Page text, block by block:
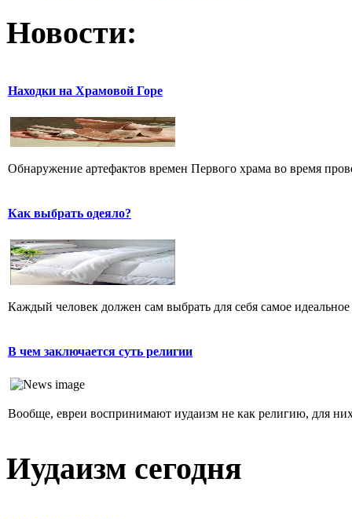
Новости:
Находки на Храмовой Горе
Обнаружение артефактов времен Первого храма во время
Как выбрать одеяло?
Каждый человек должен сам выбрать для себя самое
В чем заключается суть религии
Вообще, евреи воспринимают иудаизм не как религию, для
Иудаизм сегодня